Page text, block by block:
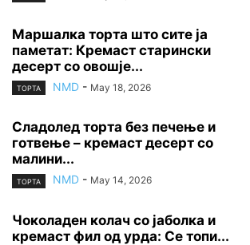
Маршалка торта што сите ја
паметат: Кремаст старински
десерт со овошје...
ТОРТА NMD - May 18, 2026
Сладолед торта без печење и
готвење – кремаст десерт со
малини...
ТОРТА NMD - May 14, 2026
Чоколаден колач со јаболка и
кремаст фил од урда: Се топи...